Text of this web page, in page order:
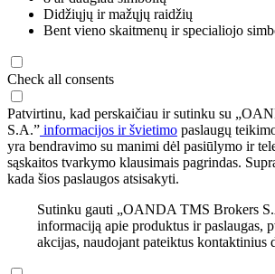
Didžiųjų ir mažųjų raidžių
Bent vieno skaitmenų ir specialiojo
Check all consents
Patvirtinu, kad perskaičiau ir sutinku su
S.A.” informacijos ir švietimo paslaugų
yra bendravimo su manimi dėl pasiūlymo ir
sąskaitos tvarkymo klausimais pagrindas.
kada šios paslaugos atsisakyti.
Sutinku gauti „OANDA TMS Brokers
informaciją apie produktus ir paslaugas,
akcijas, naudojant pateiktus kontaktinius